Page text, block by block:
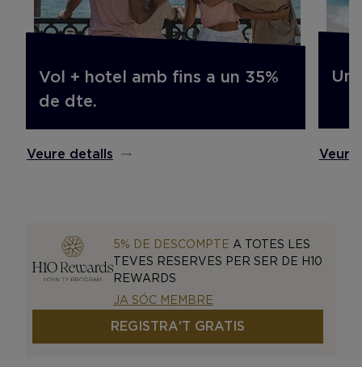
Vol + hotel amb fins a un 35%
de dte.
Veure detalls
Un
Veure
5% DE DESCOMPTE A TOTES LES
TEVES RESERVES PER SER DE H10
REWARDS
JA SÓC MEMBRE
REGISTRA'T GRATIS